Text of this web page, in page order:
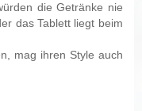
die Getränke nie
das Tablett liegt beim
mag ihren Style auch